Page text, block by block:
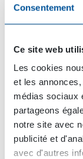
Consentement
Ce site web
Les cookies
et les
médias sociaux
partageons
notre site avec
publicité et
avec d'autres
que votre
Contactez
ou notre
de l’achat et de